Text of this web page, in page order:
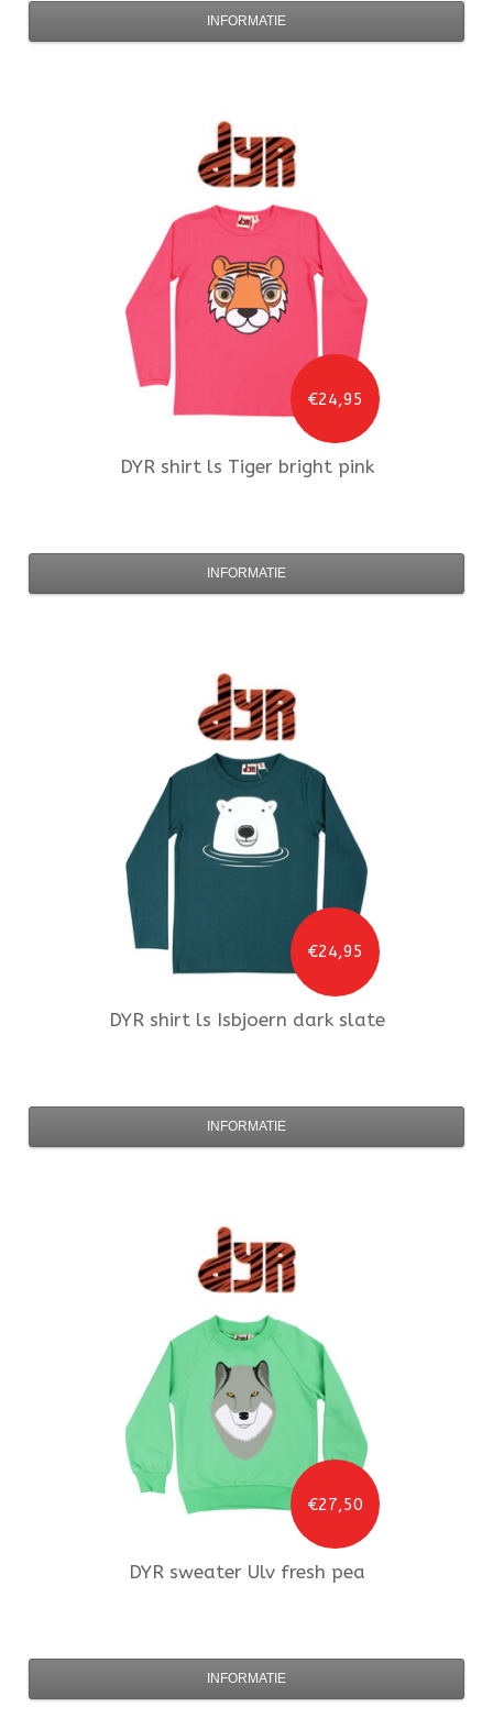
INFORMATIE
€24,95
DYRshirt ls Tiger bright pink
INFORMATIE
€24,95
DYR shirt ls Isbjoern dark slate
INFORMATIE
€27,50
DYRsweater Ulv fresh pea
INFORMATIE